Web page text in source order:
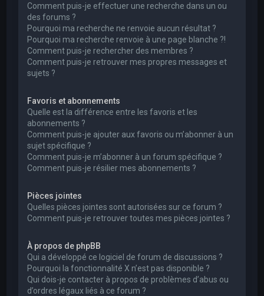
Comment puis-je effectuer une recherche dans un ou
des forums ?
Pourquoi ma recherche ne renvoie aucun résultat ?
Pourquoi ma recherche renvoie à une page blanche ?!
Comment puis-je rechercher des membres ?
Comment puis-je retrouver mes propres messages et
sujets ?
Favoris et abonnements
Quelle est la différence entre les favoris et les
abonnements ?
Comment puis-je ajouter aux favoris ou m’abonner à un
sujet spécifique ?
Comment puis-je m’abonner à un forum spécifique ?
Comment puis-je résilier mes abonnements ?
Pièces jointes
Quelles pièces jointes sont autorisées sur ce forum ?
Comment puis-je retrouver toutes mes pièces jointes ?
À propos de phpBB
Qui a développé ce logiciel de forum de discussions ?
Pourquoi la fonctionnalité X n’est pas disponible ?
Qui dois-je contacter à propos de problèmes d’abus ou
d’ordres légaux liés à ce forum ?